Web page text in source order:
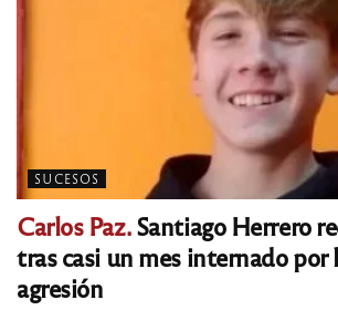
SUCESOS
Carlos Paz.Santiago Herrero
tras casi un mes internado por
agresión